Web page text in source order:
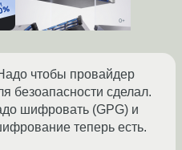
чтобы провайдер
безоапасности сделал.
шифровать (GPG) и
теперь есть.